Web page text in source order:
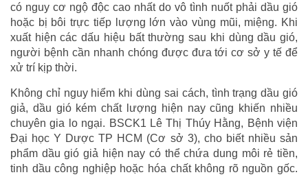
có nguy cơ ngộ độc cao nhất do vô tình nuốt phải dầu gió
hoặc bị bôi trực tiếp lượng lớn vào vùng mũi, miệng. Khi
xuất hiện các dấu hiệu bất thường sau khi dùng dầu gió,
người bệnh cần nhanh chóng được đưa tới cơ sở y tế để
xử trí kịp thời.
Không chỉ nguy hiểm khi dùng sai cách, tình trạng dầu gió
giả, dầu gió kém chất lượng hiện nay cũng khiến nhiều
chuyên gia lo ngại. BSCK1 Lê Thị Thúy Hằng, Bệnh viện
Đại học Y Dược TP HCM (Cơ sở 3), cho biết nhiều sản
phẩm dầu gió giả hiện nay có thể chứa dung môi rẻ tiền,
tinh dầu công nghiệp hoặc hóa chất không rõ nguồn gốc.